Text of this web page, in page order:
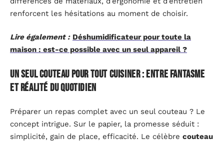
renforcent les hésitations au moment de choisir.
Lire également : Déshumidificateur pour toute la
maison : est-ce possible avec un seul appareil ?
Un seul couteau pour tout cuisiner : entre fantasme
et réalité du quotidien
Préparer un repas complet avec un seul couteau ? Le
concept intrigue. Sur le papier, la promesse séduit :
simplicité, gain de place, efficacité. Le célèbre couteau